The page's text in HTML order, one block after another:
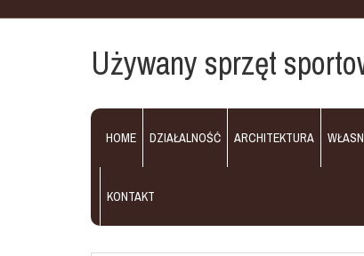
Używany sprzęt
HOME DZIAŁALNOŚĆ ARCHITEKTURA
KONTAKT